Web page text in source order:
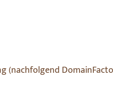
(nachfolgend